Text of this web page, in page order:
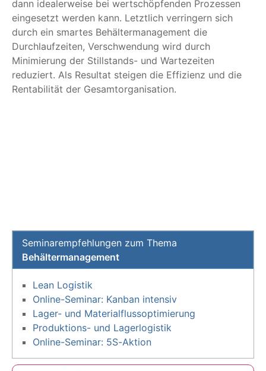
dann idealerweise bei wertschöpfenden Prozessen
eingesetzt werden kann. Letztlich verringern sich
durch ein smartes Behältermanagement die
Durchlaufzeiten, Verschwendung wird durch
Minimierung der Stillstands- und Wartezeiten
reduziert. Als Resultat steigen die Effizienz und die
Rentabilität der Gesamtorganisation.
Seminarempfehlungen zum Thema
Behältermanagement
Lean Logistik
Online-Seminar: Kanban intensiv
Lager- und Materialflussoptimierung
Produktions- und Lagerlogistik
Online-Seminar: 5S-Aktion